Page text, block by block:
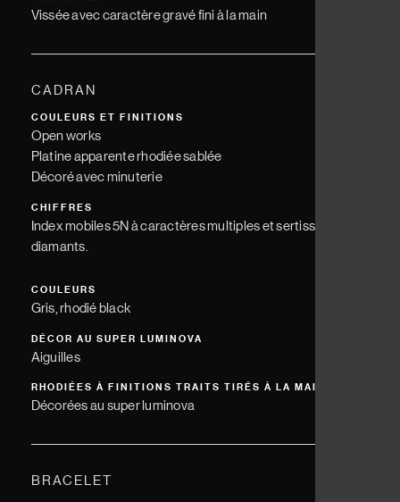
Vissée avec caractère gravé fini à la main
CADRAN
COULEURS ET FINITIONS
Open works
Platine apparente rhodiée sablée
Décoré avec minuterie
CHIFFRES
Index mobiles 5N à caractères multiples et sertissage de
diamants.
COULEURS
Gris, rhodié black
DÉCOR AU SUPER LUMINOVA
Aiguilles
RHODIÉES À FINITIONS TRAITS TIRÉS À LA MAIN
Décorées au super luminova
BRACELET